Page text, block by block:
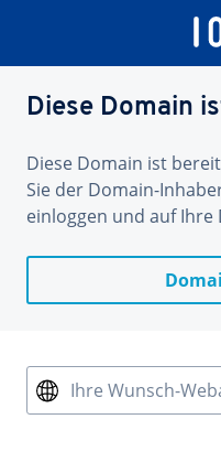
Diese Domain
Diese Domain ist
Sie der Domain-
einloggen und auf Ihre
Ihre Wunsch-